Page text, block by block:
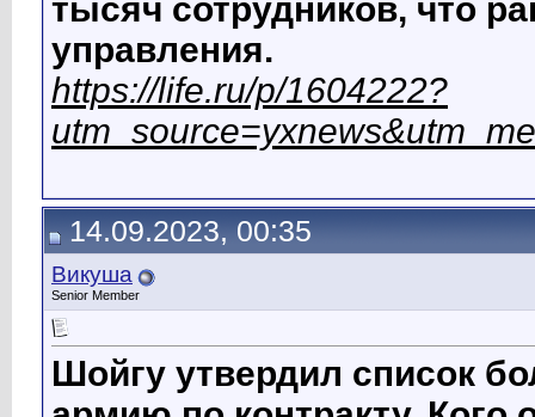
тысяч сотрудников, что
управления.
https://life.ru/p/1604222?
14.09.2023, 00:35
Викуша
Senior Member
Шойгу утвердил список